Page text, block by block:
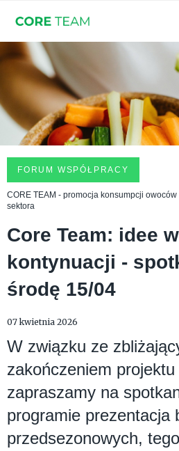
FORUM WSPÓŁPRACY
CORE TEAM - promocja konsumpcji
sektora
Core Team: idee
kontynuacji -
środę 15/04
07 kwietnia 2026
W związku ze
zakończeniem projektu
zapraszamy na
programie prezentacja
przedsezonowych,